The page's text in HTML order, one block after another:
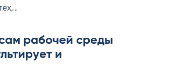
рабочей среды
и